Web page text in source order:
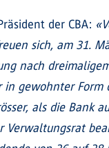
der CBA:
sich, am 31.
nach
in gewohnter Form
als die Bank
Verwaltungsrat